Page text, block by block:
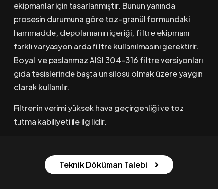
ekipmanlar için tasarlanmıştır. Bunun yanında
prosesin durumuna göre toz-granül formundaki
hammadde, depolamanın içeriği, fi ltre ekipmanı
farklı varyasyonlarda fi ltre kullanılmasını gerektirir.
Boyalı ve paslanmaz AISI 304-316 fi ltre versiyonları
gıda tesislerinde başta un silosu olmak üzere yaygın
olarak kullanılır.
Filtrenin verimi yüksek hava geçirgenliği ve toz
tutma kabiliyeti ile ilgilidir.
Teknik Döküman Talebi